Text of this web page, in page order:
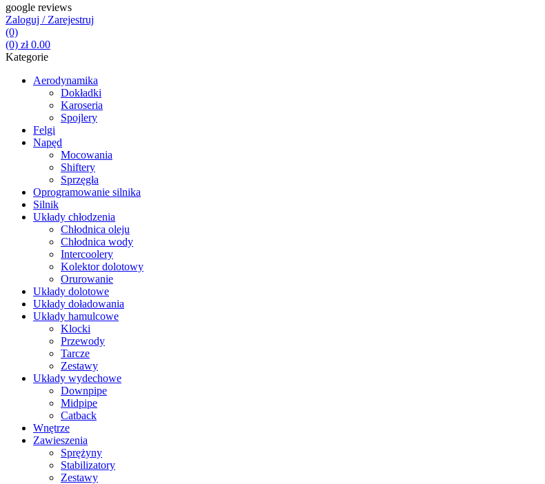
google reviews
Zaloguj / Zarejestruj
(0)
(0) zł0.00
Kategorie
Aerodynamika
Dokładki
Karoseria
Spojlery
Felgi
Napęd
Mocowania
Shiftery
Sprzęgła
Oprogramowanie silnika
Silnik
Układy chłodzenia
Chłodnica oleju
Chłodnica wody
Intercoolery
Kolektor dolotowy
Orurowanie
Układy dolotowe
Układy doładowania
Układy hamulcowe
Klocki
Przewody
Tarcze
Zestawy
Układy wydechowe
Downpipe
Midpipe
Catback
Wnętrze
Zawieszenia
Sprężyny
Stabilizatory
Zestawy